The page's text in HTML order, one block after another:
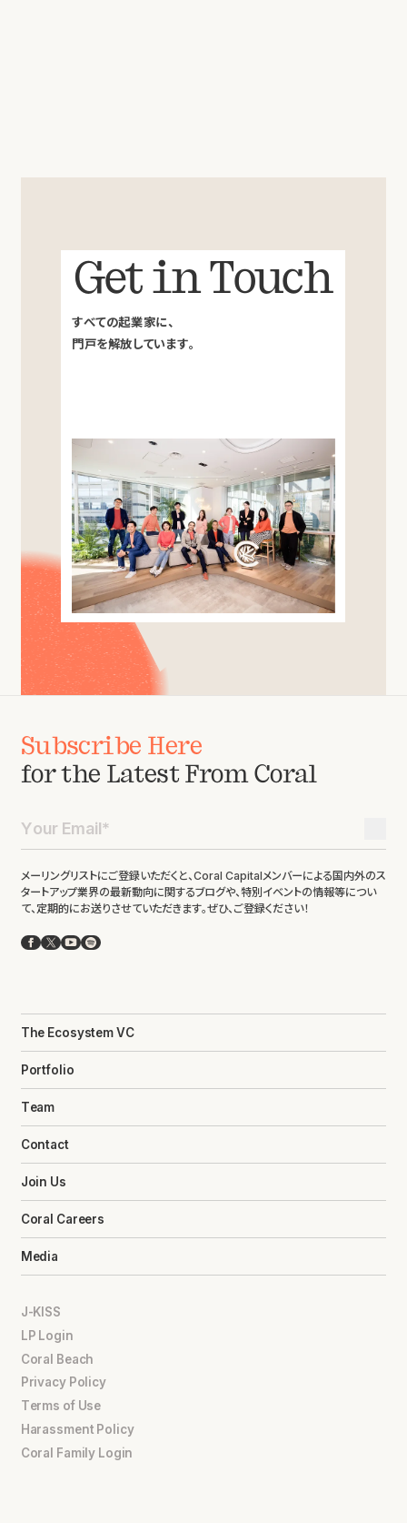
Get in Touch
すべての起業家に、
門戸を解放しています。
Subscribe Here
for the Latest From Coral
メーリングリストにご登録いただくと、Coral Capitalメンバーによる国内外のス
タートアップ業界の最新動向に関するブログや、特別イベントの情報等につい
て、定期的にお送りさせていただきます。ぜひ、ご登録ください！
Facebook
X YouTube
Spotify
The Ecosystem VC
Portfolio
Team
Contact
Join Us
Coral Careers
Media
J-KISS
LP Login
Coral Beach
Privacy Policy
Terms of Use
Harassment Policy
Coral Family Login